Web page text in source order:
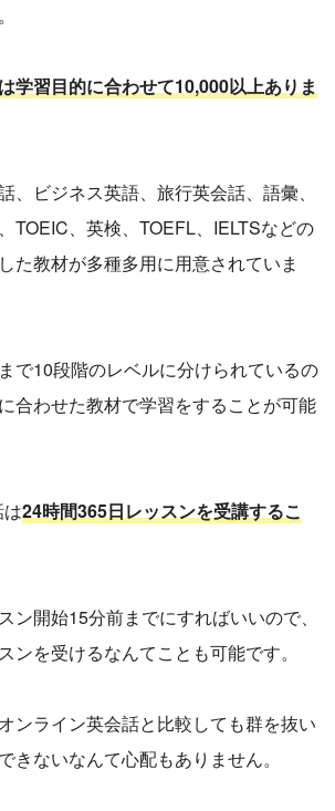
学習目的に合わせて10,000以上ありま
、ビジネス英語、旅行英会話、語彙、
TOEIC、英検、TOEFL、IELTSなどの
た教材が多種多用に用意されていま
で10段階のレベルに分けられているの
合わせた教材で学習をすることが可能
24時間365日レッスンを受講するこ
ン開始15分前までにすればいいので、
ンを受けるなんてことも可能です。
ンライン英会話と比較しても群を抜い
きないなんて心配もありません。